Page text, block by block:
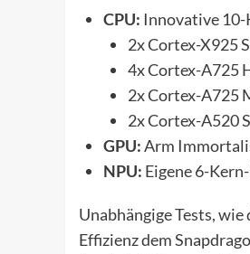
CPU: Innovative
2x Cortex-X925
4x Cortex-A725
2x Cortex-A725
2x Cortex-A520
GPU:Arm
NPU: Eigene 6-
Unabhängige Tests,
Effizienz dem